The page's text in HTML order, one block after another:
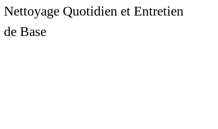
Nettoyage Quotidien et Entretien
de Base